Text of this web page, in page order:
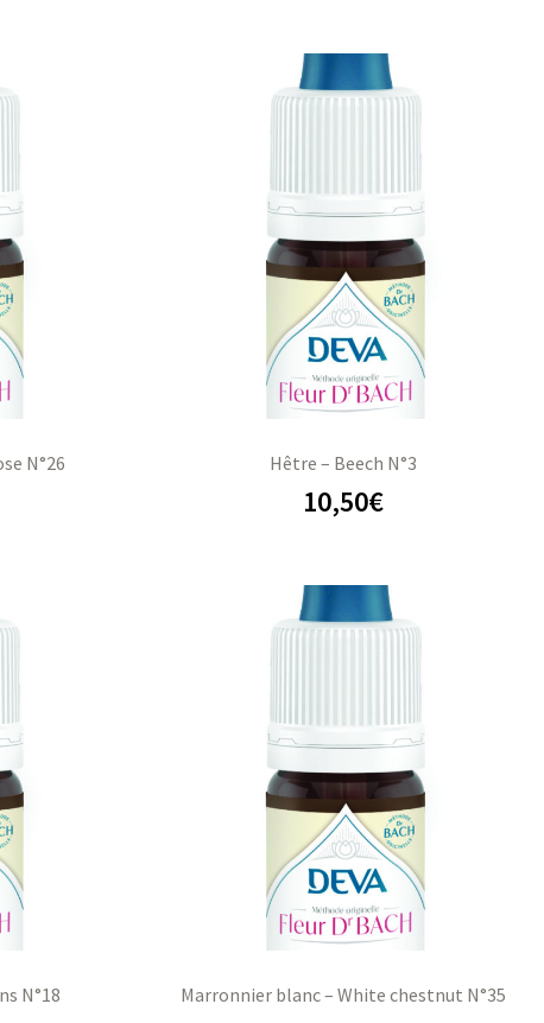
N°26 Hêtre – Beech N°3
10,50€
N°18 Marronnier blanc – White chestnut N°35